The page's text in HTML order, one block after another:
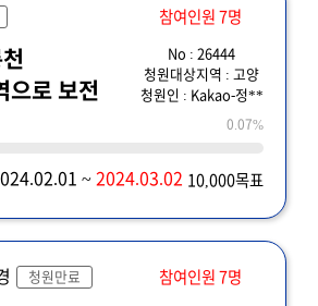
참여인원 7명
으로 보전
No : 26444
청원대상지역 : 고양
청원인 : Kakao-정**
0.07%
~2024.03.02 10,000목표
청원만료 참여인원 7명